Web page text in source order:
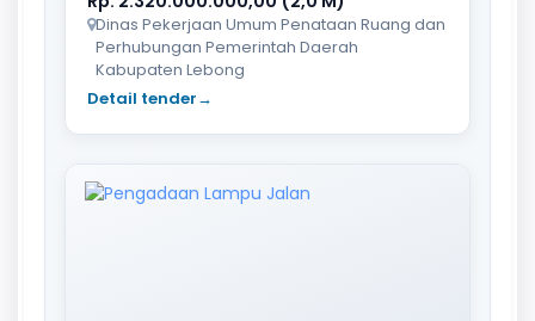
Dinas Pekerjaan Umum Penataan Ruang dan
Perhubungan Pemerintah Daerah
Kabupaten Lebong
Detail tender→